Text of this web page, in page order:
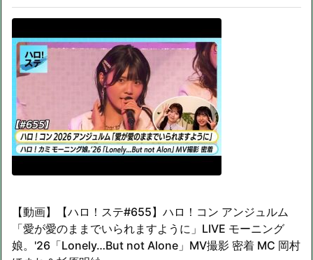
【動画】【ハロ！ステ#655】ハロ！コン アンジュルム
「愛が愛のままでいられますように」LIVE モーニング
娘。'26「Lonely…But not Alone」MV撮影 密着 MC 岡村